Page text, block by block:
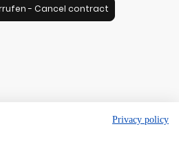
- Cancel contract
Privacy policy